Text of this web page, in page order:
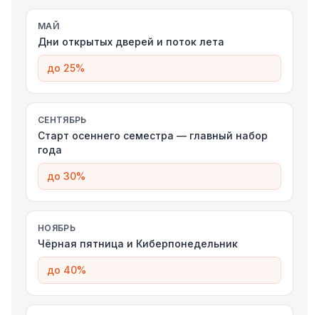
МАЙ
Дни открытых дверей и поток лета
до 25%
СЕНТЯБРЬ
Старт осеннего семестра — главный набор
года
до 30%
НОЯБРЬ
Чёрная пятница и Киберпонедельник
до 40%